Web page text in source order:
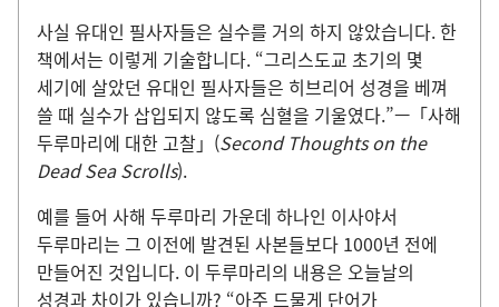
사실 유대인 필사자들은 실수를 거의 하지 않았습니다. 한
책에서는 이렇게 기술합니다. “그리스도교 초기의 몇
세기에 살았던 유대인 필사자들은 히브리어 성경을 베껴
쓸 때 실수가 삽입되지 않도록 심혈을 기울였다.”—「사해
두루마리에 대한 고찰」(Second Thoughts on the
Dead Sea Scrolls).
예를 들어 사해 두루마리 가운데 하나인 이사야서
두루마리는 그 이전에 발견된 사본들보다 1000년 전에
만들어진 것입니다. 이 두루마리의 내용은 오늘날의
성경과 차이가 있습니까? “아주 드물게 단어가